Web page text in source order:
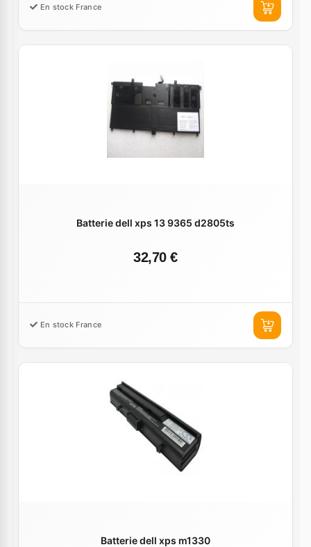
En stock France
Batterie dell xps 13 9365 d2805ts
32,70 €
En stock France
Batterie dell xps m1330